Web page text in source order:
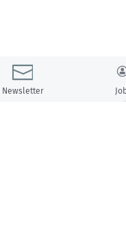
Newsletter